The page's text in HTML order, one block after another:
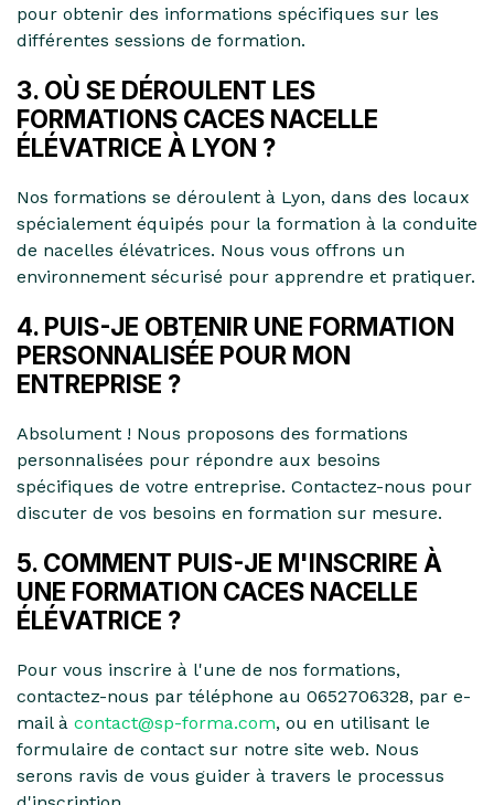
pour obtenir des informations spécifiques sur les
différentes sessions de formation.
3. OÙ SE DÉROULENT LES
FORMATIONS CACES NACELLE
ÉLÉVATRICE À LYON ?
Nos formations se déroulent à Lyon, dans des locaux
spécialement équipés pour la formation à la conduite
de nacelles élévatrices. Nous vous offrons un
environnement sécurisé pour apprendre et pratiquer.
4. PUIS-JE OBTENIR UNE FORMATION
PERSONNALISÉE POUR MON
ENTREPRISE ?
Absolument ! Nous proposons des formations
personnalisées pour répondre aux besoins
spécifiques de votre entreprise. Contactez-nous pour
discuter de vos besoins en formation sur mesure.
5. COMMENT PUIS-JE M'INSCRIRE À
UNE FORMATION CACES NACELLE
ÉLÉVATRICE ?
Pour vous inscrire à l'une de nos formations,
contactez-nous par téléphone au 0652706328, par e-
mail à contact@sp-forma.com, ou en utilisant le
formulaire de contact sur notre site web. Nous
serons ravis de vous guider à travers le processus